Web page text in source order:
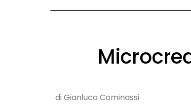
di Gianluca Cominassi